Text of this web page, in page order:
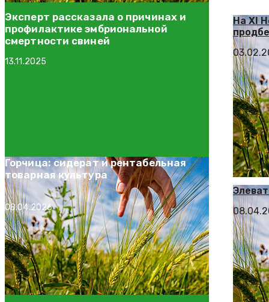
На XI
Эксперт рассказала о причинах и
профилактике эмбриональной
смертности свиней
13.11.2025
Горчица: сидерат и рентабельная
товарная культура
08.04.2026